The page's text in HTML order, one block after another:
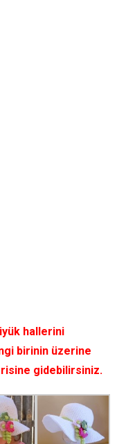
hallerini
birinin üzerine
gidebilirsiniz.